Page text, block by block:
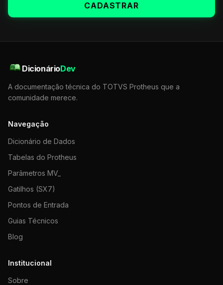
CADASTRAR
DicionárioDev
A documentação técnica do TOTVS Protheus que a
comunidade merece.
Navegação
Dicionário de Dados
Tabelas do Protheus
Parâmetros MV_
Gatilhos (SX7)
Pontos de Entrada
Guias Técnicos
Blog
Institucional
Sobre